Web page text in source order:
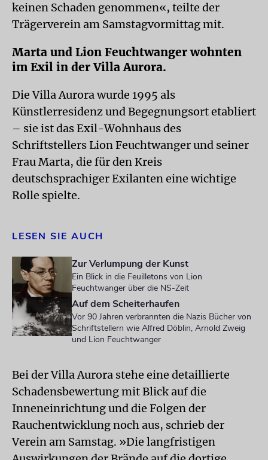
keinen Schaden genommen«, teilte der
Trägerverein am Samstagvormittag mit.
Marta und Lion Feuchtwanger wohnten
im Exil in der Villa Aurora.
Die Villa Aurora wurde 1995 als
Künstlerresidenz und Begegnungsort etabliert
– sie ist das Exil-Wohnhaus des
Schriftstellers Lion Feuchtwanger und seiner
Frau Marta, die für den Kreis
deutschsprachiger Exilanten eine wichtige
Rolle spielte.
LESEN SIE AUCH
Zur Verlumpung der Kunst
Ein Blick in die Feuilletons von Lion
Feuchtwanger über die NS-Zeit
Auf dem Scheiterhaufen
Vor 90 Jahren verbrannten die Nazis Bücher von
Schriftstellern wie Alfred Döblin, Arnold Zweig
und Lion Feuchtwanger
Bei der Villa Aurora stehe eine detaillierte
Schadensbewertung mit Blick auf die
Inneneinrichtung und die Folgen der
Rauchentwicklung noch aus, schrieb der
Verein am Samstag. »Die langfristigen